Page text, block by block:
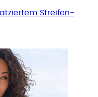
Streifen-